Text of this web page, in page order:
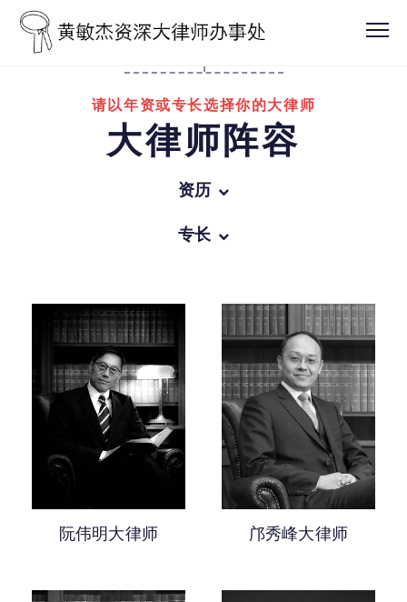
请以年资或专长选择你的大律师
大律师阵容
资历
所有
资深大律师
越15年获认许年资的大律师
越10年获认许年资的大律师
越5年获认许年资的大律师
0-5年获认许年资的大律师
专长
商业罪行
一般刑事诉讼
家事法
民事诉讼
司法覆核及其他公共法诉讼
人身伤害及雇员补偿
调解及替代纠纷解决
阮伟明大律师 邝秀峰大律师